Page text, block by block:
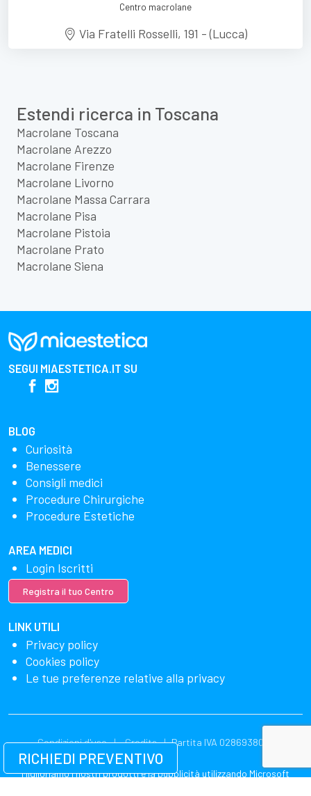
Centro macrolane
Via Fratelli Rosselli, 191 - (Lucca)
Estendi ricerca in Toscana
Macrolane Toscana
Macrolane Arezzo
Macrolane Firenze
Macrolane Livorno
Macrolane Massa Carrara
Macrolane Pisa
Macrolane Pistoia
Macrolane Prato
Macrolane Siena
SEGUI MIAESTETICA.IT SU
BLOG
Curiosità
Benessere
Consigli medici
Procedure Chirurgiche
Procedure Estetiche
AREA MEDICI
Login Iscritti
Registra il tuo Centro
LINK UTILI
Privacy policy
Cookies policy
Le tue preferenze relative alla privacy
Condizioni d'uso Credits Partita IVA 02869380549
Miglioriamo i nostri prodotti e la pubblicità utilizzando Microsoft
RICHIEDI PREVENTIVO